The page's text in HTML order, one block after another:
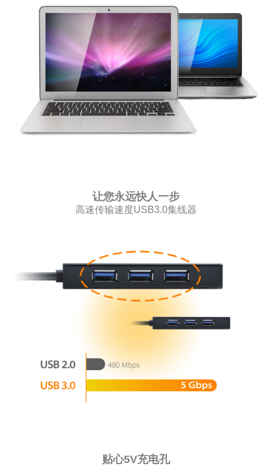
让您永远快人一步
高速传输速度USB3.0集线器
贴心5V充电孔